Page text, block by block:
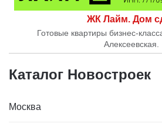
ЖК Лайм. Дом
Готовые квартиры бизнес-
Алексеевская.
Каталог Новостроек
Москва